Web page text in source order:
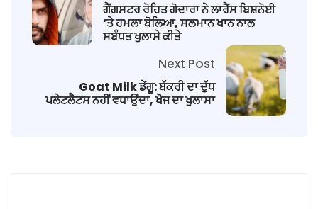
ਗੈਂਗਸਟਰ ਰੋਹਿਤ ਗੋਦਾਰਾ ਨੇ ਲਾਰੈਂਸ ਬਿਸ਼ਨੋਈ
‘ਤੇ ਹਮਲਾ ਬੋਲਿਆ, ਸਲਮਾਨ ਖਾਨ ਨਾਲ
ਸਬੰਧਤ ਖੁਲਾਸੇ ਕੀਤੇ
Next Post
Goat Milk ਡੇਂਗੂ: ਬੱਕਰੀ ਦਾ ਦੁੱਧ
ਪਲੇਟਲੈਟਸ ਨਹੀਂ ਵਧਾਉਂਦਾ, ਖੋਜ ਦਾ ਖੁਲਾਸਾ